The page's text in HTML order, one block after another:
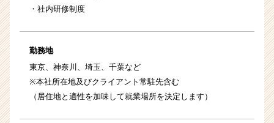
・社内研修制度
勤務地
東京、神奈川、埼玉、千葉など
※本社所在地及びクライアント常駐先含む
（居住地と適性を加味して就業場所を決定します）